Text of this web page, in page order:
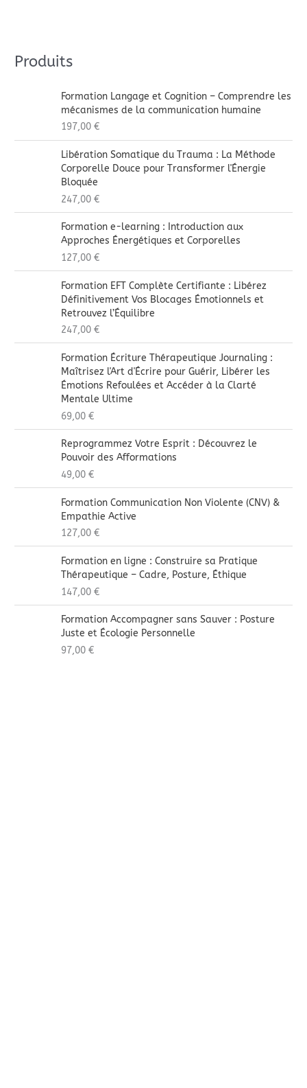
Produits
Formation Langage et Cognition – Comprendre les
mécanismes de la communication humaine
197,00€
Libération Somatique du Trauma : La Méthode
Corporelle Douce pour Transformer l'Énergie
Bloquée
247,00€
Formation e-learning : Introduction aux
Approches Énergétiques et Corporelles
127,00€
Formation EFT Complète Certifiante : Libérez
Définitivement Vos Blocages Émotionnels et
Retrouvez l’Équilibre
247,00€
Formation Écriture Thérapeutique Journaling :
Maîtrisez l'Art d'Écrire pour Guérir, Libérer les
Émotions Refoulées et Accéder à la Clarté
Mentale Ultime
69,00€
Reprogrammez Votre Esprit : Découvrez le
Pouvoir des Afformations
49,00€
Formation Communication Non Violente (CNV) &
Empathie Active
127,00€
Formation en ligne : Construire sa Pratique
Thérapeutique – Cadre, Posture, Éthique
147,00€
Formation Accompagner sans Sauver : Posture
Juste et Écologie Personnelle
97,00€